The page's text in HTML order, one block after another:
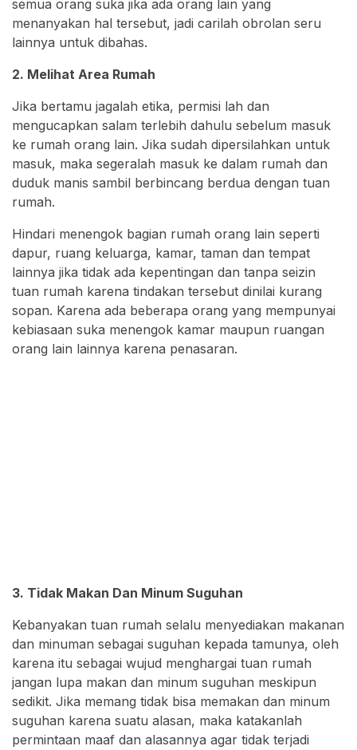
semua orang suka jika ada orang lain yang
menanyakan hal tersebut, jadi carilah obrolan seru
lainnya untuk dibahas.
2. Melihat Area Rumah
Jika bertamu jagalah etika, permisi lah dan
mengucapkan salam terlebih dahulu sebelum masuk
ke rumah orang lain. Jika sudah dipersilahkan untuk
masuk, maka segeralah masuk ke dalam rumah dan
duduk manis sambil berbincang berdua dengan tuan
rumah.
Hindari menengok bagian rumah orang lain seperti
dapur, ruang keluarga, kamar, taman dan tempat
lainnya jika tidak ada kepentingan dan tanpa seizin
tuan rumah karena tindakan tersebut dinilai kurang
sopan. Karena ada beberapa orang yang mempunyai
kebiasaan suka menengok kamar maupun ruangan
orang lain lainnya karena penasaran.
3. Tidak Makan Dan Minum Suguhan
Kebanyakan tuan rumah selalu menyediakan makanan
dan minuman sebagai suguhan kepada tamunya, oleh
karena itu sebagai wujud menghargai tuan rumah
jangan lupa makan dan minum suguhan meskipun
sedikit. Jika memang tidak bisa memakan dan minum
suguhan karena suatu alasan, maka katakanlah
permintaan maaf dan alasannya agar tidak terjadi